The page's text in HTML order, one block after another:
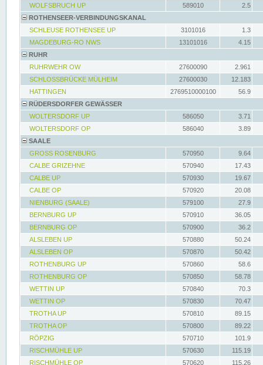
WOLFSBRUCH UP
589010
2.5
ROTHENSEER-VERBINDUNGSKANAL
SCHLEUSE ROTHENSEE UP
3101016
1.3
MAGDEBURG-RO NWS
13101016
4.15
RUHR
RUHRWEHR OW
27600090
2.961
SCHLOSSBRÜCKE MÜLHEIM
27600030
12.183
HATTINGEN
2769510000100
56.9
RÜDERSDORFER GEWÄSSER
WOLTERSDORF UP
586050
3.71
WOLTERSDORF OP
586040
3.89
SAALE
GROSS ROSENBURG
570950
9.64
CALBE GRIZEHNE
570940
17.43
CALBE UP
570930
19.67
CALBE OP
570920
20.08
NIENBURG (SAALE)
579100
27.9
BERNBURG UP
570910
36.05
BERNBURG OP
570900
36.2
ALSLEBEN UP
570880
50.24
ALSLEBEN OP
570870
50.42
ROTHENBURG UP
570860
58.6
ROTHENBURG OP
570850
58.78
WETTIN UP
570840
70.3
WETTIN OP
570830
70.47
TROTHA UP
570810
89.15
TROTHA OP
570800
89.22
RÖPZIG
570710
101.9
RISCHMÜHLE UP
570630
115.19
RISCHMÜHLE OP
570620 115.26